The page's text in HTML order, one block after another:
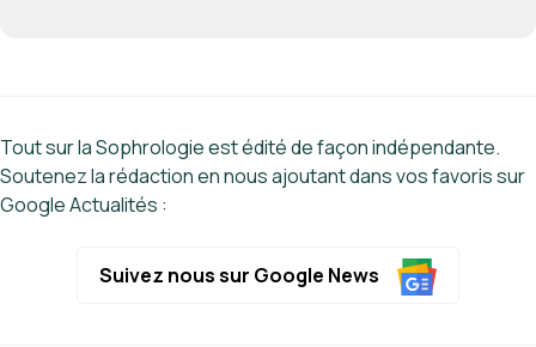
Tout sur la Sophrologie est édité de façon indépendante.
Soutenez la rédaction en nous ajoutant dans vos favoris sur
Google Actualités :
Suivez nous sur Google News